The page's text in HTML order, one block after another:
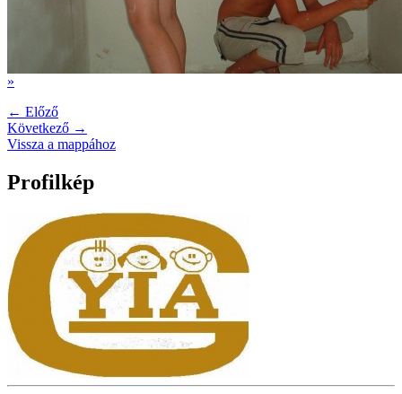
»
← Előző
Következő →
Vissza a mappához
Profilkép